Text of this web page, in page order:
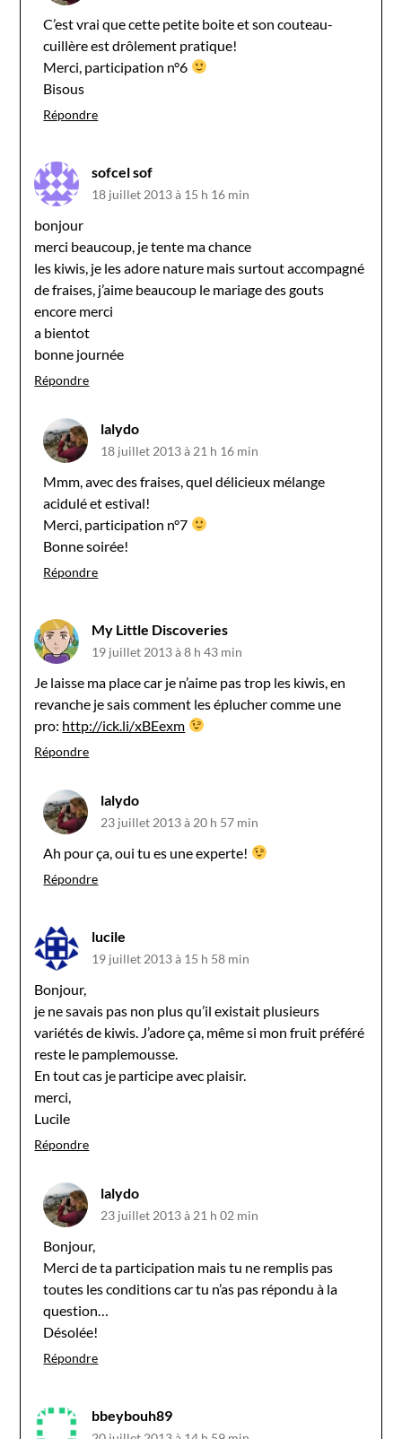
C’est vrai que cette petite boite et son couteau-
cuillère est drôlement pratique!
Merci, participation n°6
Bisous
Répondre
sofcel sof
18 juillet 2013 à 15 h 16 min
bonjour
merci beaucoup, je tente ma chance
les kiwis, je les adore nature mais surtout accompagné
de fraises, j’aime beaucoup le mariage des gouts
encore merci
a bientot
bonne journée
Répondre
lalydo
18 juillet 2013 à 21 h 16 min
Mmm, avec des fraises, quel délicieux mélange
acidulé et estival!
Merci, participation n°7
Bonne soirée!
Répondre
My Little Discoveries
19 juillet 2013 à 8 h 43 min
Je laisse ma place car je n’aime pas trop les kiwis, en
revanche je sais comment les éplucher comme une
pro: http://ick.li/xBEexm
Répondre
lalydo
23 juillet 2013 à 20 h 57 min
Ah pour ça, oui tu es une experte!
Répondre
lucile
19 juillet 2013 à 15 h 58 min
Bonjour,
je ne savais pas non plus qu’il existait plusieurs
variétés de kiwis. J’adore ça, même si mon fruit préféré
reste le pamplemousse.
En tout cas je participe avec plaisir.
merci,
Lucile
Répondre
lalydo
23 juillet 2013 à 21 h 02 min
Bonjour,
Merci de ta participation mais tu ne remplis pas
toutes les conditions car tu n’as pas répondu à la
question…
Désolée!
Répondre
bbeybouh89